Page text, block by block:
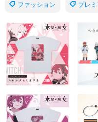
ファッション プレ